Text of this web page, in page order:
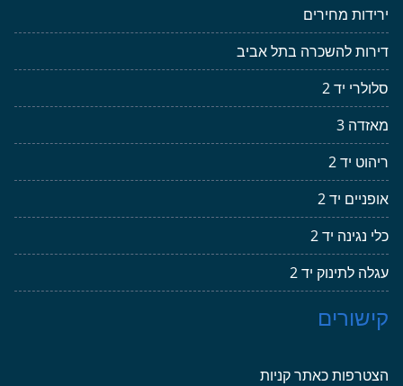
ירידות מחירים
דירות להשכרה בתל אביב
סלולרי יד 2
מאזדה 3
ריהוט יד 2
אופניים יד 2
כלי נגינה יד 2
עגלה לתינוק יד 2
קישורים
הצטרפות כאתר קניות